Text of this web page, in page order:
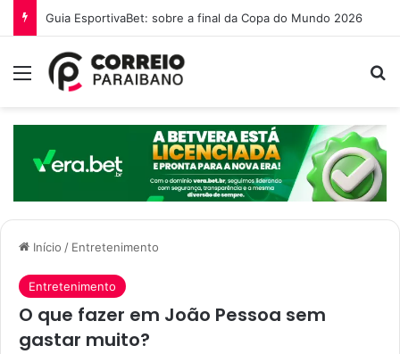
Guia EsportivaBet: sobre a final da Copa do Mundo 2026
Menu
Início / Entretenimento
Entretenimento
O que fazer em João Pessoa sem
gastar muito?